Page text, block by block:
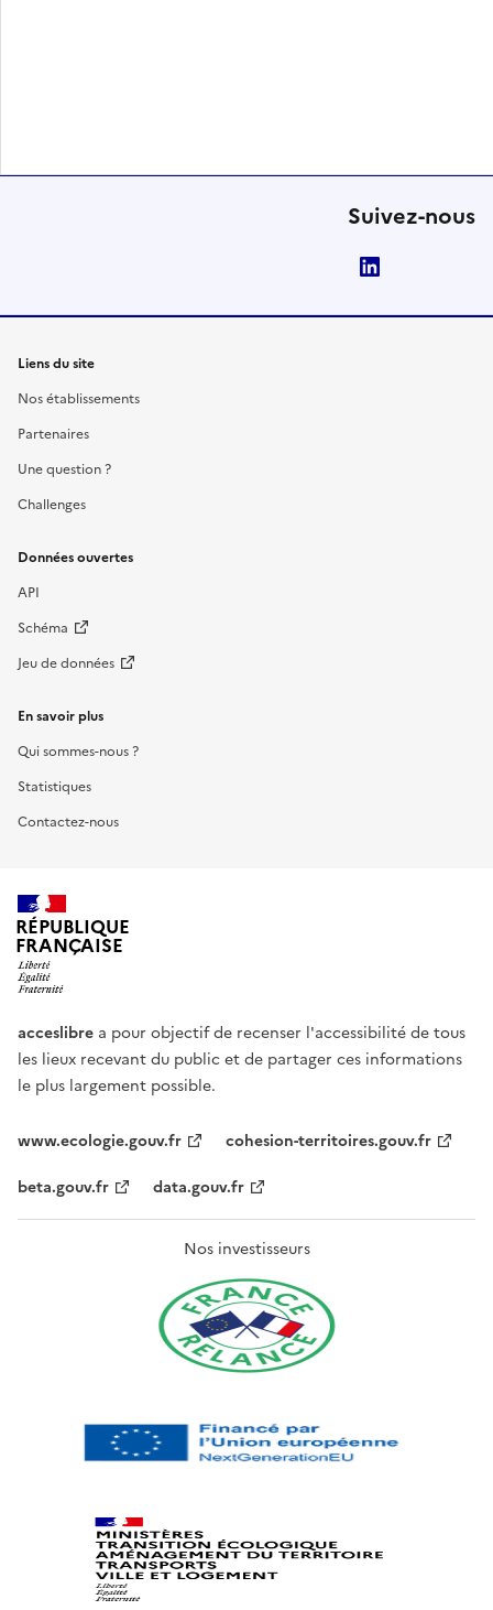
Suivez-nous
Liens du site
Nos établissements
Partenaires
Une question ?
Challenges
Données ouvertes
API
Schéma
Jeu de données
En savoir plus
Qui sommes-nous ?
Statistiques
Contactez-nous
RÉPUBLIQUE
FRANÇAISE
acceslibre a pour objectif de recenser l'accessibilité de tous
les lieux recevant du public et de partager ces informations
le plus largement possible.
www.ecologie.gouv.fr
cohesion-territoires.gouv.fr
beta.gouv.fr
data.gouv.fr
Nos investisseurs